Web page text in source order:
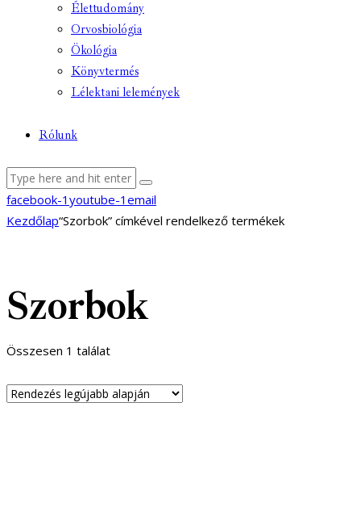
Élettudomány
Orvosbiológia
Ökológia
Könyvtermés
Lélektani lelemények
Rólunk
facebook-1 youtube-1 email
Kezdőlap“Szorbok” címkével rendelkező termékek
Szorbok
Összesen 1 találat